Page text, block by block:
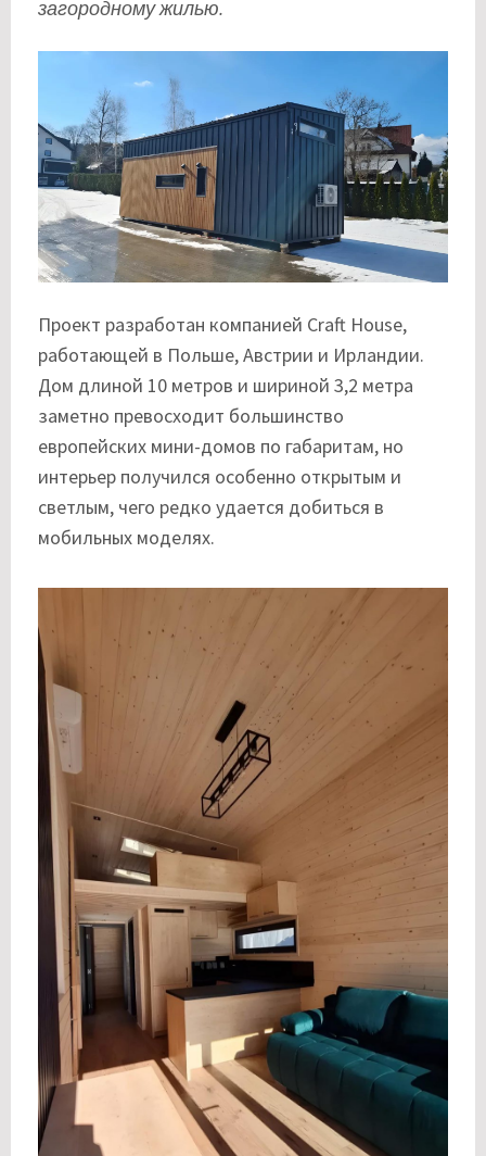
загородному жилью.
Проект разработан компанией Craft House,
работающей в Польше, Австрии и Ирландии.
Дом длиной 10 метров и шириной 3,2 метра
заметно превосходит большинство
европейских мини-домов по габаритам, но
интерьер получился особенно открытым и
светлым, чего редко удается добиться в
мобильных моделях.